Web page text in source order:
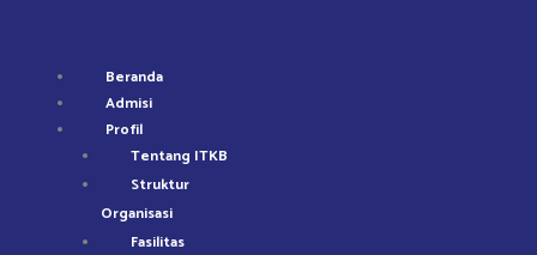
Beranda
Admisi
Profil
Tentang ITKB
Struktur
Organisasi
Fasilitas